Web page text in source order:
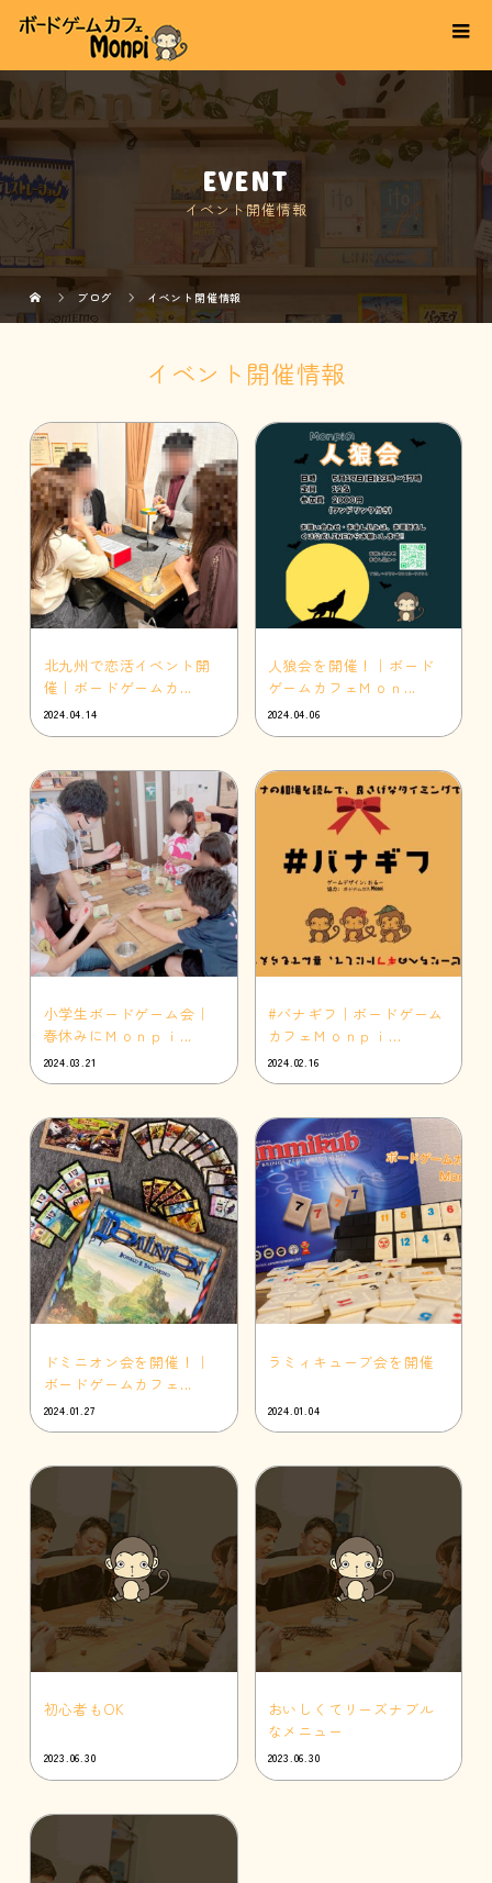
EVENT
イベント開催情報
ブログ イベント開催情報
イベント開催情報
北九州で恋活イベント開
催｜ボードゲームカ...
2024.04.14
人狼会を開催！｜ボード
ゲームカフェＭｏｎ...
2024.04.06
小学生ボードゲーム会｜
春休みにＭｏｎｐｉ...
2024.03.21
#バナギフ｜ボードゲーム
カフェＭｏｎｐｉ...
2024.02.16
ドミニオン会を開催！｜
ボードゲームカフェ...
2024.01.27
ラミィキューブ会を開催
2024.01.04
初心者もOK
2023.06.30
おいしくてリーズナブル
なメニュー
2023.06.30